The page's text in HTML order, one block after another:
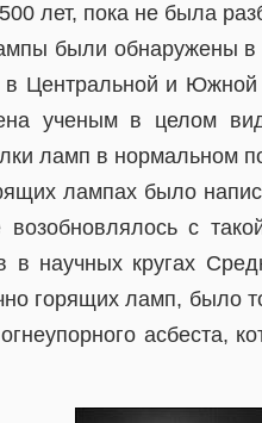
лет, пока не была
были обнаружены в
Центральной и Южной
ученым в целом
ламп в нормальном
лампах было
возобновлялось с
в научных кругах
горящих ламп, было
асбеста,